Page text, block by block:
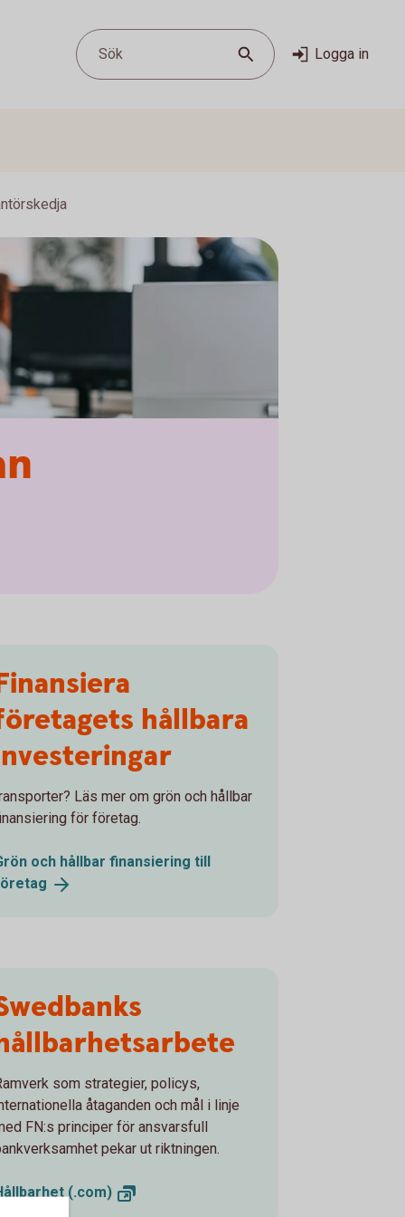
Sök Logga in
hållbara
Läs mer om grön och hållbar
för företag.
och hållbar finansiering till
som strategier, policys,
åtaganden och mål i linje
FN:s principer för ansvarsfull
pekar ut riktningen.
(.com)